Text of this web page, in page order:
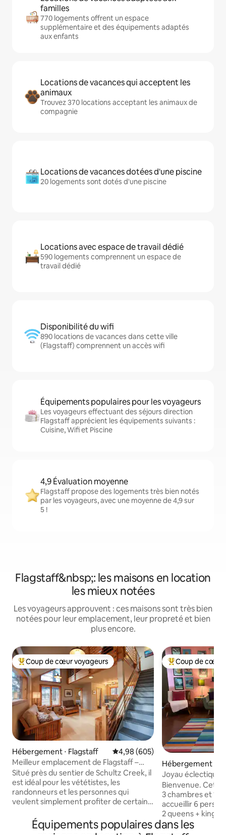
familles
770 logements offrent un espace
supplémentaire et des équipements adaptés
aux enfants
Locations de vacances qui acceptent les
animaux
Trouvez 370 locations acceptant les animaux de
compagnie
Locations de vacances dotées d'une piscine
20 logements sont dotés d'une piscine
Locations avec espace de travail dédié
590 logements comprennent un espace de
travail dédié
Disponibilité du wifi
890 locations de vacances dans cette ville
(Flagstaff) comprennent un accès wifi
Équipements populaires pour les voyageurs
Les voyageurs effectuant des séjours direction
Flagstaff apprécient les équipements suivants :
Cuisine, Wifi et Piscine
4,9 Évaluation moyenne
Flagstaff propose des logements très bien notés
par les voyageurs, avec une moyenne de 4,9 sur
5 !
Flagstaff&nbsp;: les maisons en location
les mieux notées
Les voyageurs approuvent : ces maisons sont très bien
notées pour leur emplacement, leur propreté et bien
plus encore.
Coups de cœur voyageurs les plus appréciés
Coup de cœur voyageurs
Hébergement ⋅ Flagstaff Évaluation moyenne sur la
4,98 (605)
Meilleur emplacement de Flagstaff –
Charmant chalet d'hôtes
Situé près du sentier de Schultz Creek, il
est idéal pour les vététistes, les
randonneurs et les personnes qui
veulent simplement profiter de certains
à quelques minutes en voiture du
Snowbowl, et pourtant le centre-ville est
Coups de cœur
Coup de cœur
Hébergement ⋅
Joyau éclectique
dans les pins
Bienvenue. Cette
3 chambres et 1
accueillir 6
2 queens + king.
cuisine, grand
immense cour
Équipements populaires dans les